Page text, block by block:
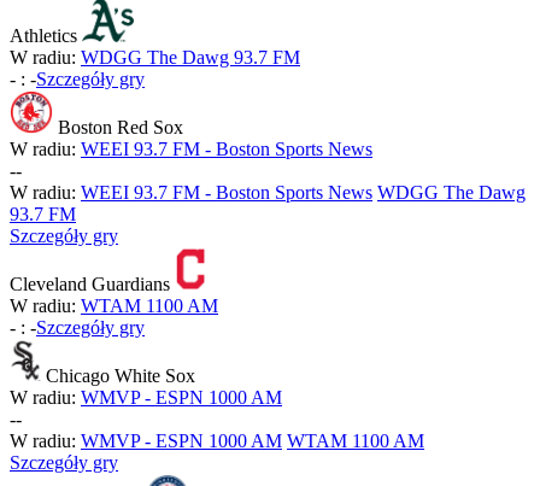
Athletics
W radiu: WDGG The Dawg 93.7 FM
- : -Szczegóły gry
Boston Red Sox
W radiu: WEEI 93.7 FM - Boston Sports News
--
W radiu: WEEI 93.7 FM - Boston Sports News WDGG The Dawg
93.7 FM
Szczegóły gry
Cleveland Guardians
W radiu: WTAM 1100 AM
- : -Szczegóły gry
Chicago White Sox
W radiu: WMVP - ESPN 1000 AM
--
W radiu: WMVP - ESPN 1000 AM WTAM 1100 AM
Szczegóły gry